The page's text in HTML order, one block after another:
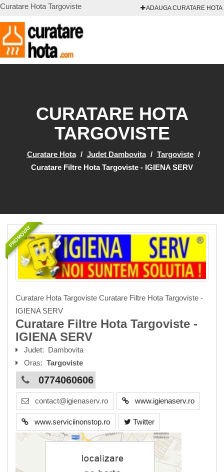
Curatare Hota Targoviste ADAUGA CURATARE HOTA
CURATARE HOTA
TARGOVISTE
Curatare Hota / Judet Dambovita / Targoviste /
Curatare Filtre Hota Targoviste - IGIENA SERV
PROMOVAT
Curatare Hota Targoviste Curatare Filtre Hota Targoviste -
IGIENA SERV
Curatare Filtre Hota Targoviste -
IGIENA SERV
Judet: Dambovita
Oras: Targoviste
0774060606
contact@igienaserv.ro www.igienaserv.ro
www.serviciinonstop.ro Twitter